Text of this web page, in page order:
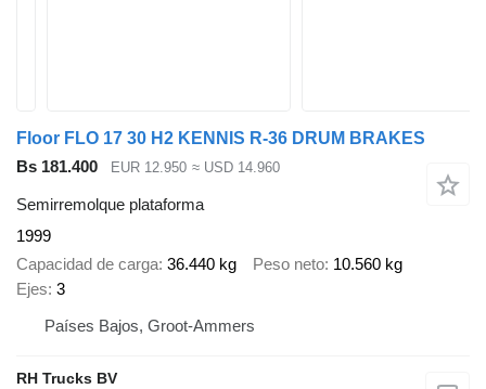
Floor FLO 17 30 H2 KENNIS R-36 DRUM BRAKES
Bs 181.400
EUR 12.950 ≈ USD 14.960
Semirremolque plataforma
1999
Capacidad de carga 36.440 kg Peso neto 10.560 kg
Ejes 3
Países Bajos, Groot-Ammers
RH Trucks BV